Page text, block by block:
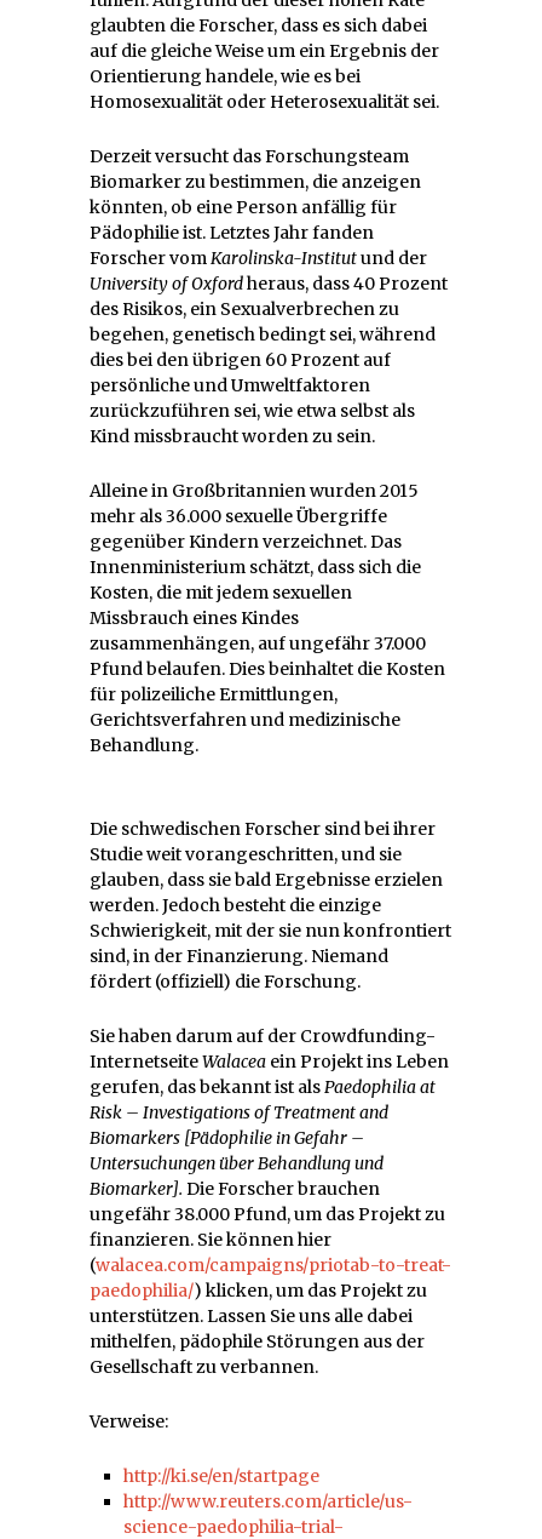
glaubten die Forscher, dass es sich dabei
auf die gleiche Weise um ein Ergebnis der
Orientierung handele, wie es bei
Homosexualität oder Heterosexualität sei.
Derzeit versucht das Forschungsteam
Biomarker zu bestimmen, die anzeigen
könnten, ob eine Person anfällig für
Pädophilie ist. Letztes Jahr fanden
Forscher vomKarolinska-Institutund der
University of Oxfordheraus, dass 40 Prozent
des Risikos, ein Sexualverbrechen zu
begehen, genetisch bedingt sei, während
dies bei den übrigen 60 Prozent auf
persönliche und Umweltfaktoren
zurückzuführen sei, wie etwa selbst als
Kind missbraucht worden zu sein.
Alleine in Großbritannien wurden 2015
mehr als 36.000 sexuelle Übergriffe
gegenüber Kindern verzeichnet. Das
Innenministerium schätzt, dass sich die
Kosten, die mit jedem sexuellen
Missbrauch eines Kindes
zusammenhängen, auf ungefähr 37.000
Pfund belaufen. Dies beinhaltet die Kosten
für polizeiliche Ermittlungen,
Gerichtsverfahren und medizinische
Behandlung.
Die schwedischen Forscher sind bei ihrer
Studie weit vorangeschritten, und sie
glauben, dass sie bald Ergebnisse erzielen
werden. Jedoch besteht die einzige
Schwierigkeit, mit der sie nun konfrontiert
sind, in der Finanzierung. Niemand
fördert (offiziell) die Forschung.
Sie haben darum auf der Crowdfunding-
InternetseiteWalacea ein Projekt ins Leben
gerufen, das bekannt ist alsPaedophilia at
Risk – Investigations of Treatment and
Biomarkers [Pädophilie in Gefahr –
Untersuchungen über Behandlung und
Biomarker]. Die Forscher brauchen
ungefähr 38.000 Pfund, um das Projekt zu
finanzieren. Sie können hier
(walacea.com/campaigns/priotab-to-treat-
paedophilia/) klicken, um das Projekt zu
unterstützen. Lassen Sie uns alle dabei
mithelfen, pädophile Störungen aus der
Gesellschaft zu verbannen.
Verweise:
http://ki.se/en/startpage
http://www.reuters.com/article/us-
science-paedophilia-trial-